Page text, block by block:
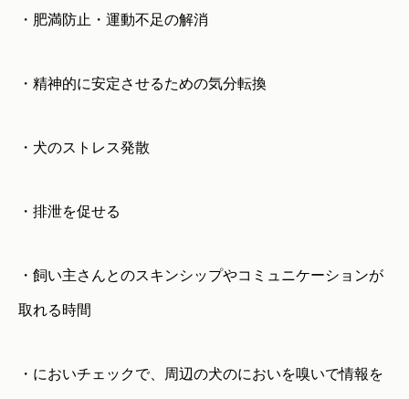
・肥満防止・運動不足の解消
・精神的に安定させるための気分転換
・犬のストレス発散
・排泄を促せる
・飼い主さんとのスキンシップやコミュニケーションが
取れる時間
・においチェックで、周辺の犬のにおいを嗅いで情報を